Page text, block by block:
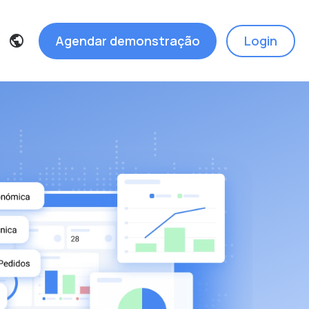
Agendar demonstração Login